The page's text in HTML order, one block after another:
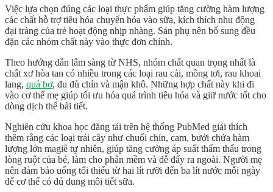
Việc lựa chọn đúng các loại thực phẩm giúp tăng cường hàm lượng
các chất hỗ trợ tiêu hóa chuyển hóa vào sữa, kích thích nhu động
đại tràng của trẻ hoạt động nhịp nhàng. Sản phụ nên bổ sung đều
đặn các nhóm chất này vào thực đơn chính.
Theo hướng dẫn lâm sàng từ NHS, nhóm chất quan trọng nhất là
chất xơ hòa tan có nhiều trong các loại rau cải, mồng tơi, rau khoai
lang, quả bơ, đu đủ chín và mận khô. Những hợp chất này khi đi
vào cơ thể mẹ giúp tối ưu hóa quá trình tiêu hóa và giữ nước tốt cho
dòng dịch thể bài tiết.
Nghiên cứu khoa học đăng tải trên hệ thống PubMed giải thích
thêm rằng các loại trái cây như chuối chín, cam, bưởi chứa hàm
lượng lớn magiê tự nhiên, giúp tăng cường áp suất thẩm thấu trong
lòng ruột của bé, làm cho phân mềm và dễ đẩy ra ngoài. Người mẹ
nên đảm bảo uống tối thiểu từ hai lít rưỡi đến ba lít nước mỗi ngày
để cơ thể có đủ dung môi tiết sữa.